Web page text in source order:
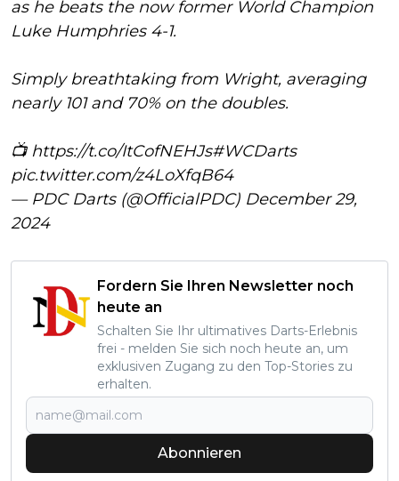
as he beats the now former World Champion
Luke Humphries 4-1.
Simply breathtaking from Wright, averaging
nearly 101 and 70% on the doubles.
📺 https://t.co/ItCofNEHJs#WCDarts
pic.twitter.com/z4LoXfqB64
— PDC Darts (@OfficialPDC) December 29,
2024
Fordern Sie Ihren Newsletter noch
heute an
Schalten Sie Ihr ultimatives Darts-Erlebnis
frei - melden Sie sich noch heute an, um
exklusiven Zugang zu den Top-Stories zu
erhalten.
Abonnieren